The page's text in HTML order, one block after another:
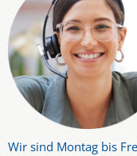
Wir sind Montag bis